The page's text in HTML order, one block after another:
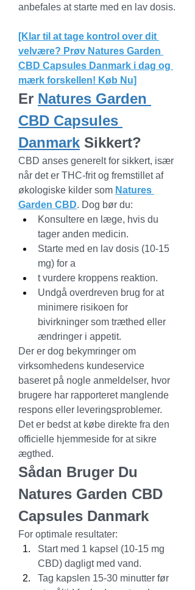
anbefales at starte med en lav dosis.
[Klar til at tage kontrol over dit
velvære? Prøv Natures Garden
CBD Capsules Danmark i dag og
mærk forskellen! Køb Nu]
Er Natures Garden
CBD Capsules
Danmark Sikkert?
CBD anses generelt for sikkert, især
når det er THC-frit og fremstillet af
økologiske kilder som Natures
Garden CBD. Dog bør du:
Konsultere en læge, hvis du
tager anden medicin.
Starte med en lav dosis (10-15
mg) for a
t vurdere kroppens reaktion.
Undgå overdreven brug for at
minimere risikoen for
bivirkninger som træthed eller
ændringer i appetit.
Der er dog bekymringer om
virksomhedens kundeservice
baseret på nogle anmeldelser, hvor
brugere har rapporteret manglende
respons eller leveringsproblemer.
Det er bedst at købe direkte fra den
officielle hjemmeside for at sikre
ægthed.
Sådan Bruger Du
Natures Garden CBD
Capsules Danmark
For optimale resultater:
Start med 1 kapsel (10-15 mg
CBD) dagligt med vand.
Tag kapslen 15-30 minutter før